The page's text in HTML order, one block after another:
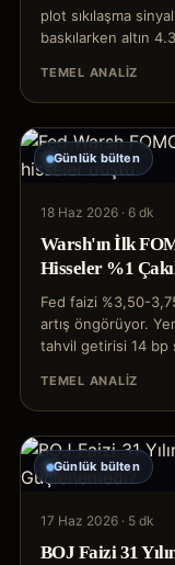
plot sıkılaşma
baskılarken altın
TEMEL ANALIZ
Günlük bülten
18 Haz 2026 · 6 dk
Warsh'ın İlk
Hisseler %1
Fed faizi %3,50-
artış öngörüyor.
tahvil getirisi 14 bp
TEMEL ANALIZ
Günlük bülten
17 Haz 2026 · 5 dk
BOJ Faizi 31